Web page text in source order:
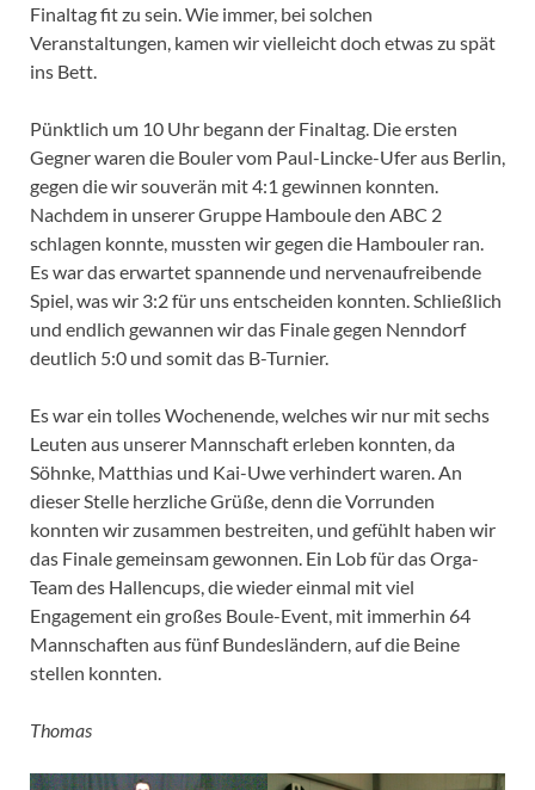
Finaltag fit zu sein. Wie immer, bei solchen
Veranstaltungen, kamen wir vielleicht doch etwas zu spät
ins Bett.
Pünktlich um 10 Uhr begann der Finaltag. Die ersten
Gegner waren die Bouler vom Paul-Lincke-Ufer aus Berlin,
gegen die wir souverän mit 4:1 gewinnen konnten.
Nachdem in unserer Gruppe Hamboule den ABC 2
schlagen konnte, mussten wir gegen die Hambouler ran.
Es war das erwartet spannende und nervenaufreibende
Spiel, was wir 3:2 für uns entscheiden konnten. Schließlich
und endlich gewannen wir das Finale gegen Nenndorf
deutlich 5:0 und somit das B-Turnier.
Es war ein tolles Wochenende, welches wir nur mit sechs
Leuten aus unserer Mannschaft erleben konnten, da
Söhnke, Matthias und Kai-Uwe verhindert waren. An
dieser Stelle herzliche Grüße, denn die Vorrunden
konnten wir zusammen bestreiten, und gefühlt haben wir
das Finale gemeinsam gewonnen. Ein Lob für das Orga-
Team des Hallencups, die wieder einmal mit viel
Engagement ein großes Boule-Event, mit immerhin 64
Mannschaften aus fünf Bundesländern, auf die Beine
stellen konnten.
Thomas